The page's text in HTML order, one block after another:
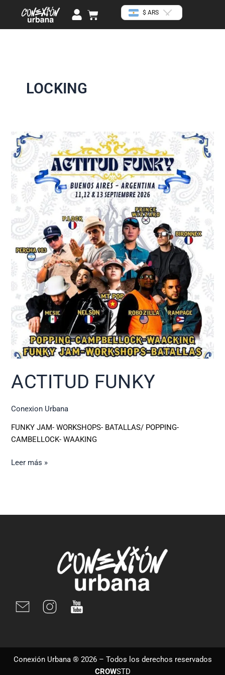
contenido
U Cart $ ARS
LOCKING
ACTITUD FUNKY
Conexion Urbana
FUNKY JAM- WORKSHOPS- BATALLAS/ POPPING-
CAMBELLOCK- WAAKING
ACTITUD
FUNKY
Leer más »
Conexión Urbana ® 2026 – Todos los derechos reservados
CROWSTD